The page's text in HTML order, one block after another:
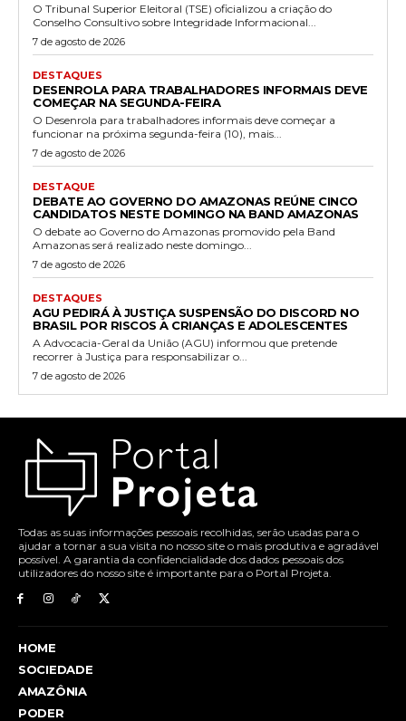
O Tribunal Superior Eleitoral (TSE) oficializou a criação do
Conselho Consultivo sobre Integridade Informacional...
7 de agosto de 2026
DESTAQUES
DESENROLA PARA TRABALHADORES INFORMAIS DEVE
COMEÇAR NA SEGUNDA-FEIRA
O Desenrola para trabalhadores informais deve começar a
funcionar na próxima segunda-feira (10), mais...
7 de agosto de 2026
DESTAQUE
DEBATE AO GOVERNO DO AMAZONAS REÚNE CINCO
CANDIDATOS NESTE DOMINGO NA BAND AMAZONAS
O debate ao Governo do Amazonas promovido pela Band
Amazonas será realizado neste domingo...
7 de agosto de 2026
DESTAQUES
AGU PEDIRÁ À JUSTIÇA SUSPENSÃO DO DISCORD NO
BRASIL POR RISCOS A CRIANÇAS E ADOLESCENTES
A Advocacia-Geral da União (AGU) informou que pretende
recorrer à Justiça para responsabilizar o...
7 de agosto de 2026
Todas as suas informações pessoais recolhidas, serão usadas para o
ajudar a tornar a sua visita no nosso site o mais produtiva e agradável
possível. A garantia da confidencialidade dos dados pessoais dos
utilizadores do nosso site é importante para o Portal Projeta.
HOME
SOCIEDADE
AMAZÔNIA
PODER